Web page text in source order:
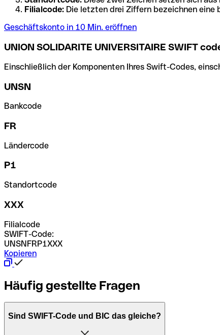
Filialcode: Die letzten drei Ziffern bezeichnen eine
Geschäftskonto in 10 Min. eröffnen
UNION SOLIDARITE UNIVERSITAIRE SWIFT
Einschließlich der Komponenten Ihres Swift-Codes,
UNSN
Bankcode
FR
Ländercode
P1
Standortcode
XXX
Filialcode
SWIFT-Code:
UNSNFRP1XXX
Kopieren
Häufig gestellte Fragen
Sind SWIFT-Code und BIC das gleiche?